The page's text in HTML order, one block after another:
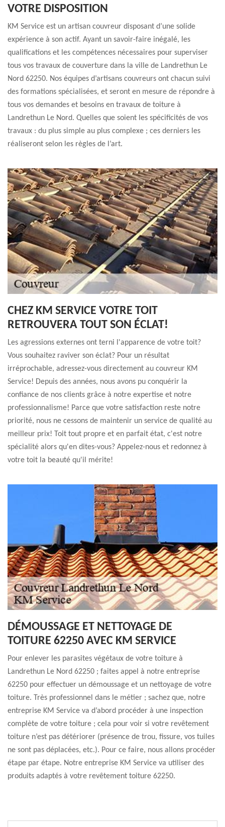
VOTRE DISPOSITION
KM Service est un artisan couvreur disposant d’une solide
expérience à son actif. Ayant un savoir-faire inégalé, les
qualifications et les compétences nécessaires pour superviser
tous vos travaux de couverture dans la ville de Landrethun Le
Nord 62250. Nos équipes d’artisans couvreurs ont chacun suivi
des formations spécialisées, et seront en mesure de répondre à
tous vos demandes et besoins en travaux de toiture à
Landrethun Le Nord. Quelles que soient les spécificités de vos
travaux : du plus simple au plus complexe ; ces derniers les
réaliseront selon les règles de l’art.
CHEZ KM SERVICE VOTRE TOIT
RETROUVERA TOUT SON ÉCLAT!
Les agressions externes ont terni l'apparence de votre toit?
Vous souhaitez raviver son éclat? Pour un résultat
irréprochable, adressez-vous directement au couvreur KM
Service! Depuis des années, nous avons pu conquérir la
confiance de nos clients grâce à notre expertise et notre
professionnalisme! Parce que votre satisfaction reste notre
priorité, nous ne cessons de maintenir un service de qualité au
meilleur prix! Toit tout propre et en parfait état, c'est notre
spécialité alors qu'en dites-vous? Appelez-nous et redonnez à
votre toit la beauté qu'il mérite!
DÉMOUSSAGE ET NETTOYAGE DE
TOITURE 62250 AVEC KM SERVICE
Pour enlever les parasites végétaux de votre toiture à
Landrethun Le Nord 62250 ; faites appel à notre entreprise
62250 pour effectuer un démoussage et un nettoyage de votre
toiture. Très professionnel dans le métier ; sachez que, notre
entreprise KM Service va d’abord procéder à une inspection
complète de votre toiture ; cela pour voir si votre revêtement
toiture n’est pas détériorer (présence de trou, fissure, vos tuiles
ne sont pas déplacées, etc.). Pour ce faire, nous allons procéder
étape par étape. Notre entreprise KM Service va utiliser des
produits adaptés à votre revêtement toiture 62250.